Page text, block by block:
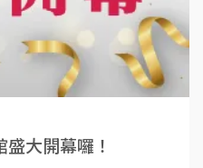
大開幕囉！